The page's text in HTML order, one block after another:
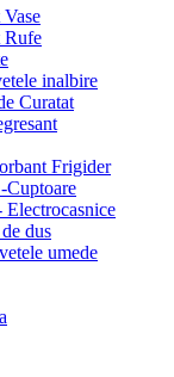
Rufe
inalbire
Curatat
Frigider
Cuptoare
dus
umede